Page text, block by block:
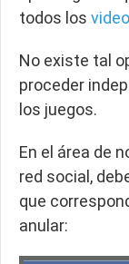
todos los
No existe tal
proceder
los juegos.
En el área de
red social,
que
anular: